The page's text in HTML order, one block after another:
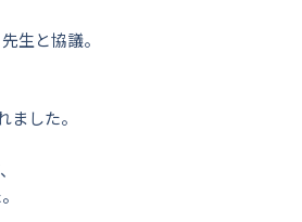
生と協議。
した。